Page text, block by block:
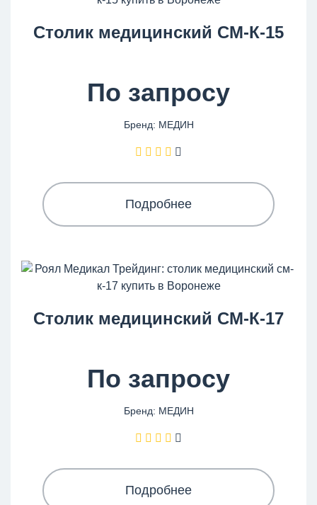
Столик медицинский СМ-К-15
По запросу
Бренд: МЕДИН
Подробнее
Столик медицинский СМ-К-17
По запросу
Бренд: МЕДИН
Подробнее